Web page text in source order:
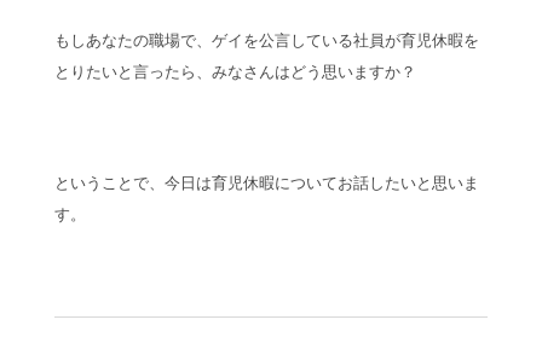
もしあなたの職場で、ゲイを公言している社員が育児休暇を
とりたいと言ったら、みなさんはどう思いますか？
ということで、今日は育児休暇についてお話したいと思いま
す。